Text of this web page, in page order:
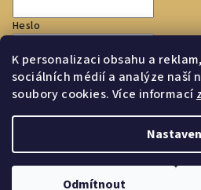
K personalizaci obsahu a
sociálních médií a analýze naší
soubory cookies. Více informací
Odmítnout
Heslo
Přihlásit se
Nová registraceZapomenuté heslo
Upravit nastavení